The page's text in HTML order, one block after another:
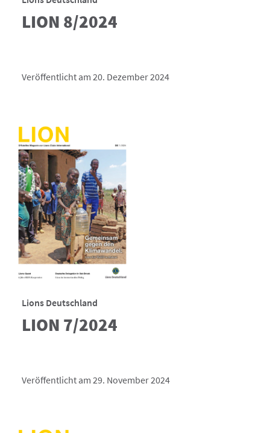
LION 8/2024
Veröffentlicht am 20. Dezember 2024
Lions Deutschland
LION 7/2024
Veröffentlicht am 29. November 2024